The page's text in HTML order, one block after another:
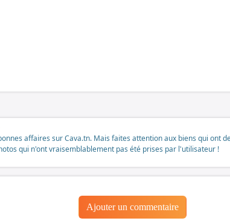
affaires sur Cava.tn. Mais faites attention aux biens qui ont
qui n'ont vraisemblablement pas été prises par l'utilisateur !
Ajouter un commentaire